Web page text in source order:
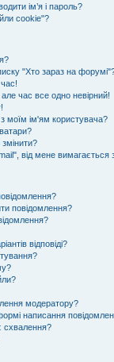
ім’я і пароль?
cookie"?
"Хто зараз на
час все одно невірний!
моїм ім'ям користувача?
від мене вимагається
повідомлення?
відповіді?
модератору?
написання
схвалення?